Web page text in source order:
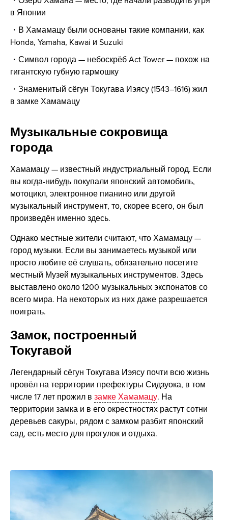
в Японии
В Хамамацу были основаны такие компании, как
Honda, Yamaha, Kawai и Suzuki
Символ города — небоскрёб Act Tower — похож на
гигантскую губную гармошку
Знаменитый сёгун Токугава Иэясу (1543–1616) жил
в замке Хамамацу
Музыкальные сокровища
города
Хамамацу — известный индустриальный город. Если
вы когда-нибудь покупали японский автомобиль,
мотоцикл, электронное пианино или другой
музыкальный инструмент, то, скорее всего, он был
произведён именно здесь.
Однако местные жители считают, что Хамамацу —
город музыки. Если вы занимаетесь музыкой или
просто любите её слушать, обязательно посетите
местный Музей музыкальных инструментов. Здесь
выставлено около 1200 музыкальных экспонатов со
всего мира. На некоторых из них даже разрешается
поиграть.
Замок, построенный
Токугавой
Легендарный сёгун Токугава Иэясу почти всю жизнь
провёл на территории префектуры Сидзуока, в том
числе 17 лет прожил в замке Хамамацу. На
территории замка и в его окрестностях растут сотни
деревьев сакуры, рядом с замком разбит японский
сад, есть место для прогулок и отдыха.